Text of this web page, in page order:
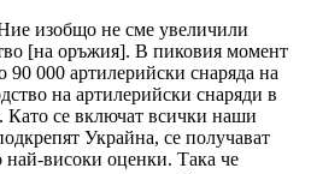
изобщо не сме увеличили
[на оръжия]. В пиковия момент
90 000 артилерийски снаряда на
на артилерийски снаряди в
се включат всички наши
Украйна, се получават
най-високи оценки. Така че